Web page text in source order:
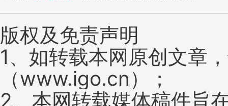
版权及免责声明
1、如转载本网原创文章
（www.igo.cn）；
2、本网转载媒体稿件旨